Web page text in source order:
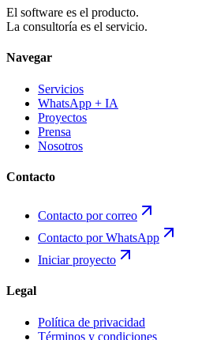
El software es el producto.
La consultoría es el servicio.
Navegar
Servicios
WhatsApp + IA
Proyectos
Prensa
Nosotros
Contacto
Contacto por correo
Contacto por WhatsApp
Iniciar proyecto
Legal
Política de privacidad
Términos y condiciones